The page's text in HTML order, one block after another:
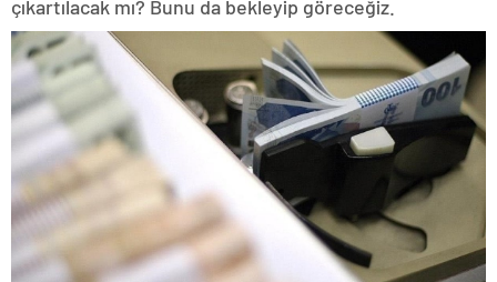
çıkartılacak mı? Bunu da bekleyip göreceğiz.